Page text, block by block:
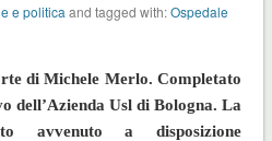
e politica and tagged with:Ospedale
di Michele Merlo. Completato
dell’Azienda Usl di Bologna. La
avvenuto a disposizione